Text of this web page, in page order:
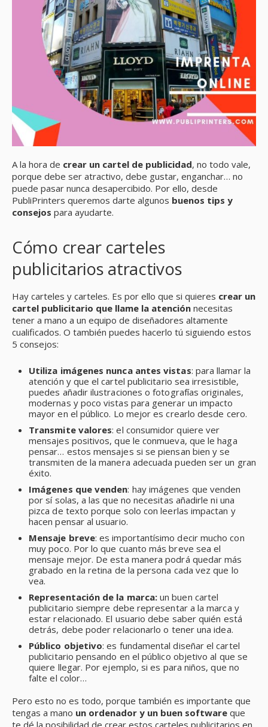
A la hora de crear un cartel de publicidad, no todo vale,
porque debe ser atractivo, debe gustar, enganchar… no
puede pasar nunca desapercibido. Por ello, desde
PubliPrinters queremos darte algunos buenos tips y
consejos para ayudarte.
Cómo crear carteles
publicitarios atractivos
Hay carteles y carteles. Es por ello que si quieres crear un
cartel publicitario que llame la atención necesitas
tener a mano a un equipo de diseñadores altamente
cualificados. O también puedes hacerlo tú siguiendo estos
5 consejos:
Utiliza imágenes nunca antes vistas: para llamar la
atención y que el cartel publicitario sea irresistible,
puedes añadir ilustraciones o fotografías originales,
modernas y poco vistas para generar un impacto
mayor en el público. Lo mejor es crearlo desde cero.
Transmite valores: el consumidor quiere ver
mensajes positivos, que le conmueva, que le haga
pensar… estos mensajes si se piensan bien y se
transmiten de la manera adecuada pueden ser un gran
éxito.
Imágenes que venden: hay imágenes que venden
por sí solas, a las que no necesitas añadirle ni una
pizca de texto porque solo con leerlas impactan y
hacen pensar al usuario.
Mensaje breve: es importantísimo decir mucho con
muy poco. Por lo que cuanto más breve sea el
mensaje mejor. De esta manera podrá quedar más
grabado en la retina de la persona cada vez que lo
vea.
Representación de la marca: un buen cartel
publicitario siempre debe representar a la marca y
estar relacionado. El usuario debe saber quién está
detrás, debe poder relacionarlo o tener una idea.
Público objetivo: es fundamental diseñar el cartel
publicitario pensando en el público objetivo al que se
quiere llegar. Por ejemplo, si es para niños, que no
falte el color…
Pero esto no es todo, porque también es importante que
tengas a mano un ordenador y un buen software que
te dé la posibilidad de crear estos carteles publicitarios en